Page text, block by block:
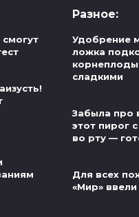
Разное:
Удобрение
ложка
сладкими
Забыла про
этот пирог
во рту —
Для всех
«Мир»